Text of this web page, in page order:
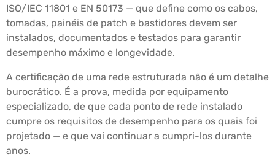
ISO/IEC 11801 e EN 50173 — que define como os cabos,
tomadas, painéis de patch e bastidores devem ser
instalados, documentados e testados para garantir
desempenho máximo e longevidade.
A certificação de uma rede estruturada não é um detalhe
burocrático. É a prova, medida por equipamento
especializado, de que cada ponto de rede instalado
cumpre os requisitos de desempenho para os quais foi
projetado — e que vai continuar a cumpri-los durante
anos.